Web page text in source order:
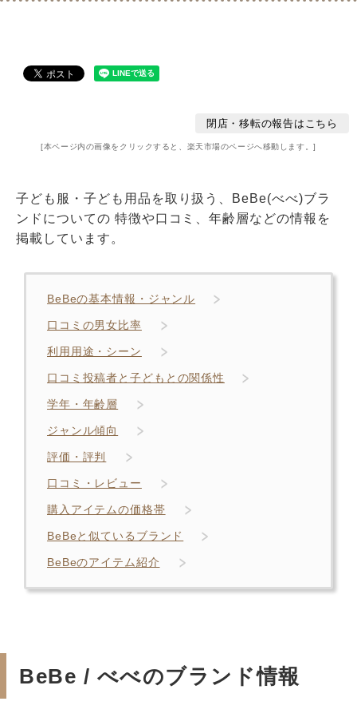
閉店・移転の報告はこちら
[本ページ内の画像をクリックすると、楽天市場のページへ移動します。]
子ども服・子ども用品を取り扱う、BeBe(べべ)ブラ
ンドについての 特徴や口コミ、年齢層などの情報を
掲載しています。
BeBeの基本情報・ジャンル
口コミの男女比率
利用用途・シーン
口コミ投稿者と子どもとの関係性
学年・年齢層
ジャンル傾向
評価・評判
口コミ・レビュー
購入アイテムの価格帯
BeBeと似ているブランド
BeBeのアイテム紹介
BeBe / べべのブランド情報